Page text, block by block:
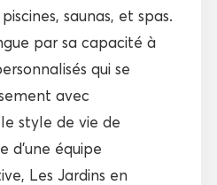
saunas, et spas.
par sa capacité à
qui se
avec
style de vie de
d’une équipe
Les Jardins en